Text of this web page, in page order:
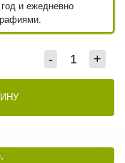
и ежедневно
- +